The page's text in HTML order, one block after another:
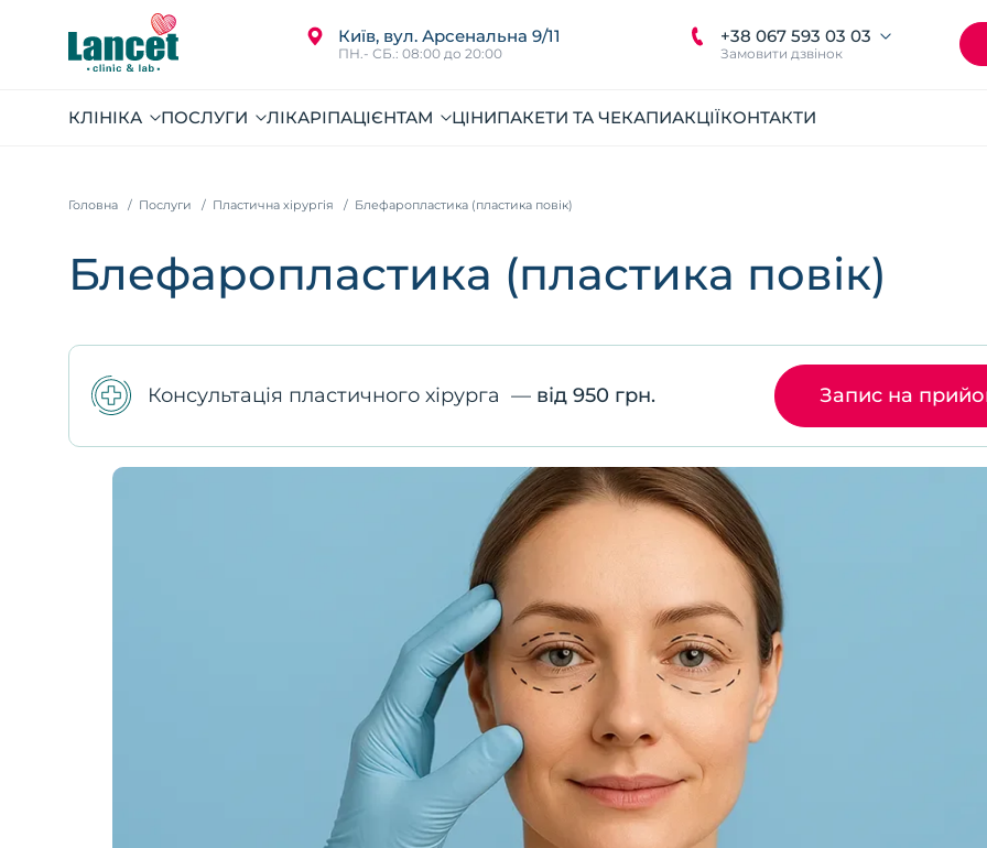
Київ, вул. Арсенальна 9/11
ПН.- СБ.: 08:00 до 20:00
+38 067 593 03 03
Замовити дзвінок
КЛІНІКА ПОСЛУГИ ЛІКАРІПАЦІЄНТАМ ЦІНИПАКЕТИ ТА ЧЕКАПИАКЦІЇКОНТАКТИ
Головна Послуги Пластична хірургія Блефаропластика (пластика повік)
Блефаропластика (пластика повік)
Консультація пластичного хірурга — від 950 грн. Запис на